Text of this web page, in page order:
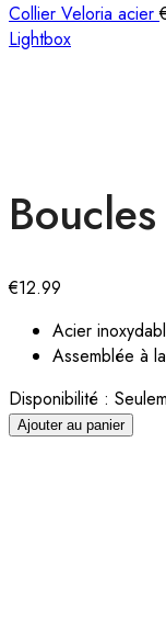
Collier Veloria acier
Lightbox
€12.99
Acier
Assemblée à
Disponibilité :
Ajouter au panier